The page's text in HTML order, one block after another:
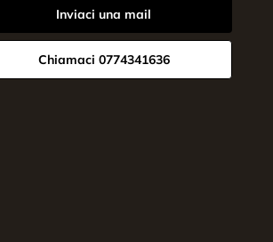
Inviaci una mail
Chiamaci 0774341636